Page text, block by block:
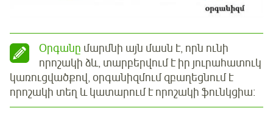
Օրգանը մարմնի այն մասն է, որն ունի
որոշակի ձև, տարբերվում է իր յուրահատուկ
կառուցվածքով, օրգանիզմում զբաղեցնում է
որոշակի տեղ և կատարում է որոշակի ֆունկցիա։